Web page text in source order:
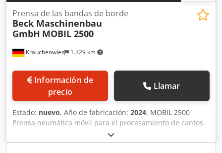
Krauchenwies 1.329 km
Prensa de las bandas de borde
Beck Maschinenbau
GmbH MOBIL 2500
Información de
precio
Llamar
Estado: nuevo, Año de fabricación: 2024, MOBIL 2500
Prensa neumática móvil para el procesamiento de cantos
en la fabricación de muebles. Datos técnicos MOBIL,
modelo 2500 (modelo 3000): > Estructura de marco soldada